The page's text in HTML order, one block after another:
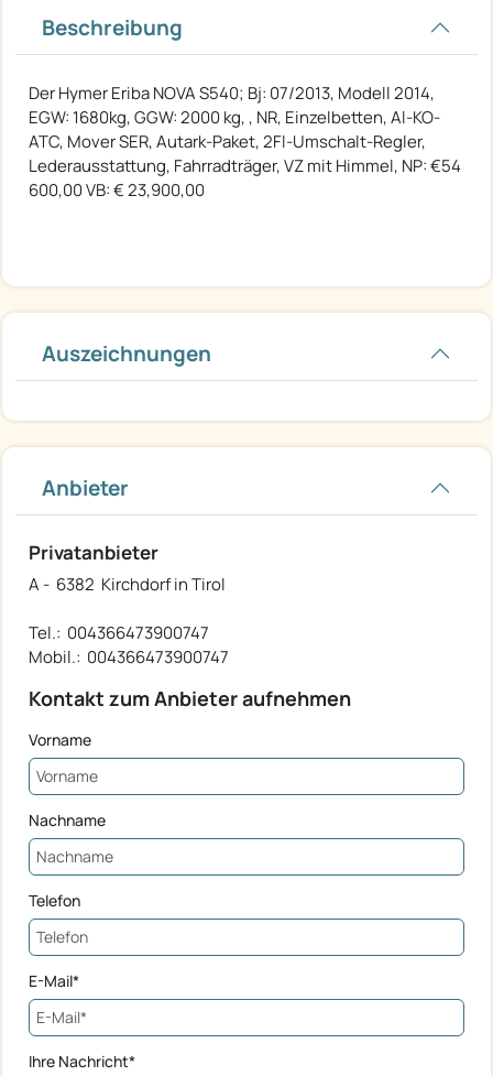
Beschreibung
Der Hymer Eriba NOVA S540; Bj: 07/2013, Modell 2014,
EGW: 1680kg, GGW: 2000 kg, , NR, Einzelbetten, Al-KO-
ATC, Mover SER, Autark-Paket, 2Fl-Umschalt-Regler,
Lederausstattung, Fahrradträger, VZ mit Himmel, NP: €54
600,00 VB: € 23,900,00
Auszeichnungen
Anbieter
Privatanbieter
A - 6382 Kirchdorf in Tirol
Tel.: 004366473900747
Mobil.: 004366473900747
Kontakt zum Anbieter aufnehmen
Vorname
Nachname
Telefon
E-Mail*
Ihre Nachricht*